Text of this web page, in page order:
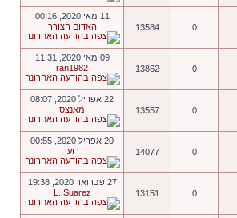
0
13584
11 מאי 2020, 00:16
האדום הצורר
0
13862
09 מאי 2020, 11:31
ran1982
0
13557
22 אפריל 2020, 08:07
מאנצס
0
14077
20 אפריל 2020, 00:55
רועי
0
13151
27 פברואר 2020, 19:38
L. Suarez